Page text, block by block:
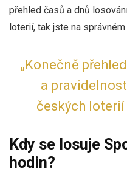
přehled časů a dnů
loterií, tak jste na
„Konečně
a
českých loterií
Kdy se losuje
hodin?